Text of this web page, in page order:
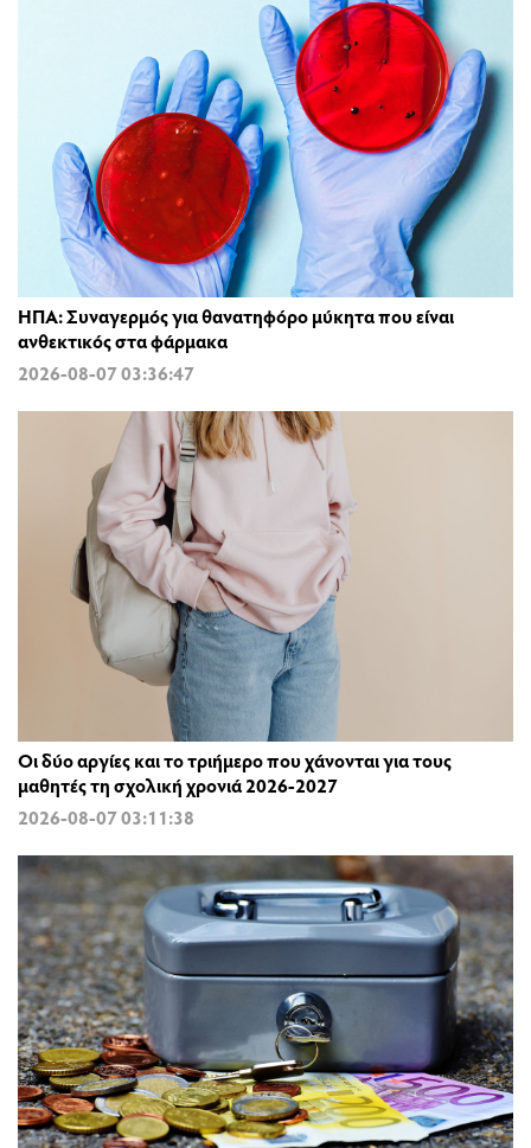
ΗΠΑ: Συναγερμός για θανατηφόρο μύκητα που είναι
ανθεκτικός στα φάρμακα
2026-08-07 03:36:47
Οι δύο αργίες και το τριήμερο που χάνονται για τους
μαθητές τη σχολική χρονιά 2026-2027
2026-08-07 03:11:38